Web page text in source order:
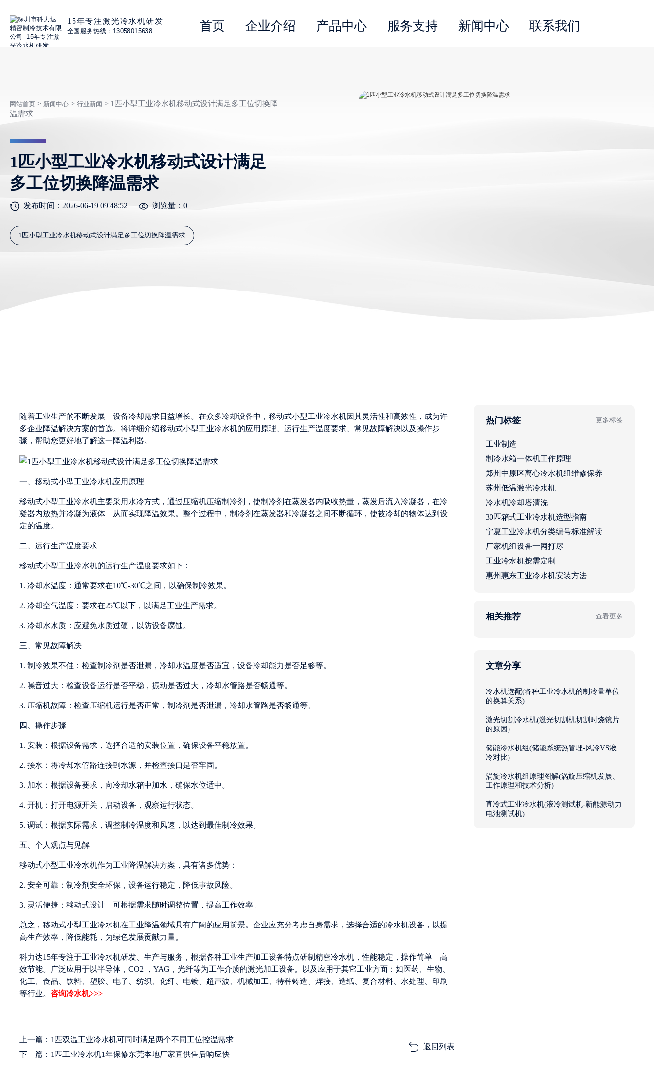
15年专注激光冷水机研发
全国服务热线：13058015638 首页 企业介绍 产品中心 服务支持 新闻中心 联系我们
网站首页 > 新闻中心 > 行业新闻 > 1匹小型工业冷水机移动式设计满足多工位切换降
温需求
1匹小型工业冷水机移动式设计满足
多工位切换降温需求
发布时间：2026-06-19 09:48:52 浏览量： 0
1匹小型工业冷水机移动式设计满足多工位切换降温需求
随着工业生产的不断发展，设备冷却需求日益增长。在众多冷却设备中，移动式小型工业冷水机因其灵活性和高效性，成为许
多企业降温解决方案的首选。将详细介绍移动式小型工业冷水机的应用原理、运行生产温度要求、常见故障解决以及操作步
骤，帮助您更好地了解这一降温利器。
一、移动式小型工业冷水机应用原理
移动式小型工业冷水机主要采用水冷方式，通过压缩机压缩制冷剂，使制冷剂在蒸发器内吸收热量，蒸发后流入冷凝器，在冷
凝器内放热并冷凝为液体，从而实现降温效果。整个过程中，制冷剂在蒸发器和冷凝器之间不断循环，使被冷却的物体达到设
定的温度。
二、运行生产温度要求
移动式小型工业冷水机的运行生产温度要求如下：
1. 冷却水温度：通常要求在10℃-30℃之间，以确保制冷效果。
2. 冷却空气温度：要求在25℃以下，以满足工业生产需求。
3. 冷却水水质：应避免水质过硬，以防设备腐蚀。
三、常见故障解决
1. 制冷效果不佳：检查制冷剂是否泄漏，冷却水温度是否适宜，设备冷却能力是否足够等。
2. 噪音过大：检查设备运行是否平稳，振动是否过大，冷却水管路是否畅通等。
3. 压缩机故障：检查压缩机运行是否正常，制冷剂是否泄漏，冷却水管路是否畅通等。
四、操作步骤
1. 安装：根据设备需求，选择合适的安装位置，确保设备平稳放置。
2. 接水：将冷却水管路连接到水源，并检查接口是否牢固。
3. 加水：根据设备要求，向冷却水箱中加水，确保水位适中。
4. 开机：打开电源开关，启动设备，观察运行状态。
5. 调试：根据实际需求，调整制冷温度和风速，以达到最佳制冷效果。
五、个人观点与见解
移动式小型工业冷水机作为工业降温解决方案，具有诸多优势：
2. 安全可靠：制冷剂安全环保，设备运行稳定，降低事故风险。
3. 灵活便捷：移动式设计，可根据需求随时调整位置，提高工作效率。
总之，移动式小型工业冷水机在工业降温领域具有广阔的应用前景。企业应充分考虑自身需求，选择合适的冷水机设备，以提
高生产效率，降低能耗，为绿色发展贡献力量。
科力达15年专注于工业冷水机研发、生产与服务，根据各种工业生产加工设备特点研制精密冷水机，性能稳定，操作简单，高
效节能。广泛应用于以半导体，CO2 ，YAG，光纤等为工作介质的激光加工设备。以及应用于其它工业方面：如医药、生物、
化工、食品、饮料、塑胶、电子、纺织、化纤、电镀、超声波、机械加工、特种铸造、焊接、造纸、复合材料、水处理、印刷
等行业。 咨询冷水机>>>
上一篇：1匹双温工业冷水机可同时满足两个不同工位控温需求
下一篇：1匹工业冷水机1年保修东莞本地厂家直供售后响应快
返回列表
热门标签 更多标签
工业制造
制冷水箱一体机工作原理
郑州中原区离心冷水机组维修保养
苏州低温激光冷水机
冷水机冷却塔清洗
30匹箱式工业冷水机选型指南
宁夏工业冷水机分类编号标准解读
厂家机组设备一网打尽
工业冷水机按需定制
惠州惠东工业冷水机安装方法
相关推荐 查看更多
文章分享
冷水机选配(各种工业冷水机的制冷量单位
的换算关系)
激光切割冷水机(激光切割机切割时烧镜片
的原因)
储能冷水机组(储能系统热管理-风冷VS液
冷对比)
涡旋冷水机组原理图解(涡旋压缩机发展、
工作原理和技术分析)
直冷式工业冷水机(液冷测试机-新能源动力
电池测试机)